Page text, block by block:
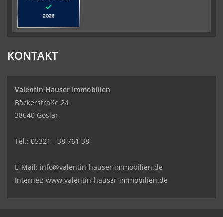
KONTAKT
Valentin Hauser Immobilien
Bäckerstraße 24
38640 Goslar
Tel.: 05321 - 38 761 38
E-Mail: info@valentin-hauser-immobilien.de
Internet: www.valentin-hauser-immobilien.de